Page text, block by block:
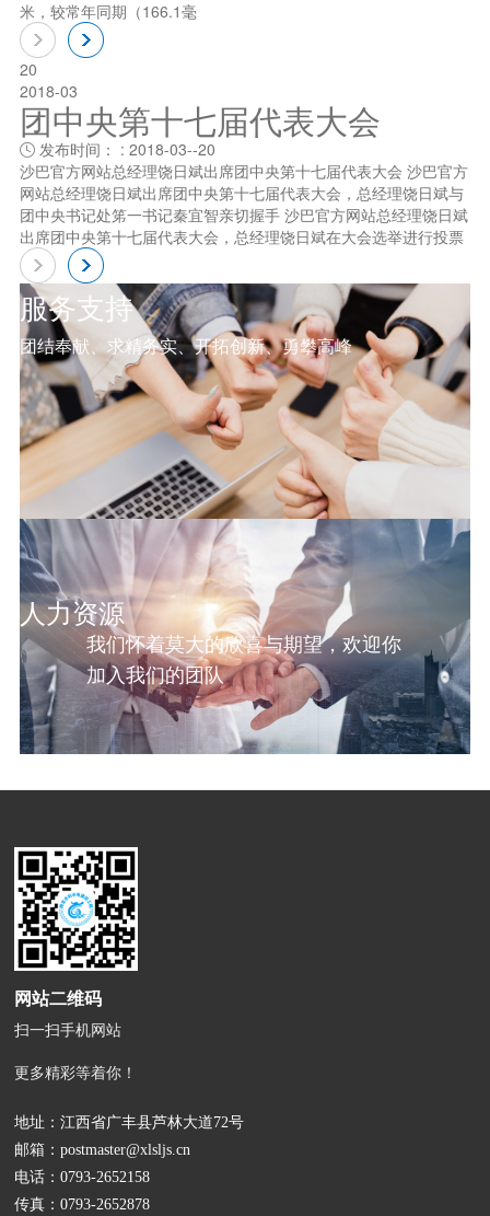
米，较常年同期（166.1毫
20
2018-03
团中央第十七届代表大会
发布时间： : 2018-03--20
沙巴官方网站总经理饶日斌出席团中央第十七届代表大会 沙巴官方
网站总经理饶日斌出席团中央第十七届代表大会，总经理饶日斌与
团中央书记处笫一书记秦宜智亲切握手 沙巴官方网站总经理饶日斌
出席团中央第十七届代表大会，总经理饶日斌在大会选举进行投票
服务支持
团结奉献、求精务实、开拓创新、勇攀高峰
人力资源
我们怀着莫大的欣喜与期望，欢迎你
加入我们的团队
网站二维码
扫一扫手机网站
更多精彩等着你！
地址：江西省广丰县芦林大道72号
邮箱：postmaster@xlsljs.cn
电话：0793-2652158
传真：0793-2652878